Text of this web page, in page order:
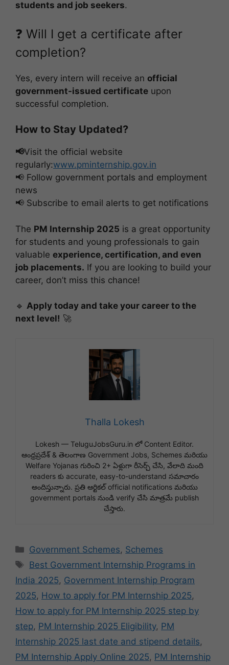
students and job seekers.
❓ Will I get a certificate after
completion?
Yes, every intern will receive an official
government-issued certificate upon
successful completion.
How to Stay Updated?
📢Visit the official website
regularly:www.pminternship.gov.in
📢 Follow government portals and employment
news
📢 Subscribe to email alerts to get notifications
The PM Internship 2025 is a great opportunity
for students and young professionals to gain
valuable experience, certification, and even
job placements. If you are looking to build your
career, don’t miss this chance!
🔹 Apply today and take your career to the
next level! 🚀
Thalla Lokesh
Lokesh — TeluguJobsGuru.in లో Content Editor.
ఆంధ్రప్రదేశ్ & తెలంగాణ Government Jobs, Schemes మరియు
Welfare Yojanas గురించి 2+ ఏళ్లుగా రీసెర్చ్ చేసి, వేలాది మంది
readers కు accurate, easy-to-understand సమాచారం
అందిస్తున్నారు. ప్రతి ఆర్టికల్ official notifications మరియు
government portals నుండి verify చేసి మాత్రమే publish
చేస్తారు.
Categories
Government Schemes, Schemes
Tags
Best Government Internship Programs in
India 2025, Government Internship Program
2025, How to apply for PM Internship 2025,
How to apply for PM Internship 2025 step by
step, PM Internship 2025 Eligibility, PM
Internship 2025 last date and stipend details,
PM Internship Apply Online 2025, PM Internship